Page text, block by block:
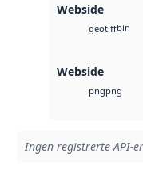
Webside
geotiffbin
Webside
pngpng
Ingen registrerte API-